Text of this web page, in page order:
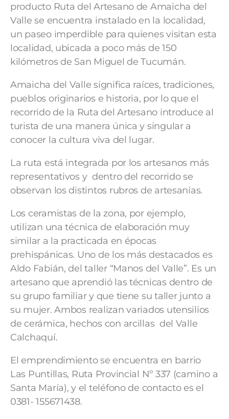
producto Ruta del Artesano de Amaicha del
Valle se encuentra instalado en la localidad,
un paseo imperdible para quienes visitan esta
localidad, ubicada a poco más de 150
kilómetros de San Miguel de Tucumán.
Amaicha del Valle significa raíces, tradiciones,
pueblos originarios e historia, por lo que el
recorrido de la Ruta del Artesano introduce al
turista de una manera única y singular a
conocer la cultura viva del lugar.
La ruta está integrada por los artesanos más
representativos y dentro del recorrido se
observan los distintos rubros de artesanías.
Los ceramistas de la zona, por ejemplo,
utilizan una técnica de elaboración muy
similar a la practicada en épocas
prehispánicas. Uno de los más destacados es
Aldo Fabián, del taller “Manos del Valle”. Es un
artesano que aprendió las técnicas dentro de
su grupo familiar y que tiene su taller junto a
su mujer. Ambos realizan variados utensilios
de cerámica, hechos con arcillas del Valle
Calchaquí.
El emprendimiento se encuentra en barrio
Las Puntillas, Ruta Provincial Nº 337 (camino a
Santa María), y el teléfono de contacto es el
0381- 155671438.